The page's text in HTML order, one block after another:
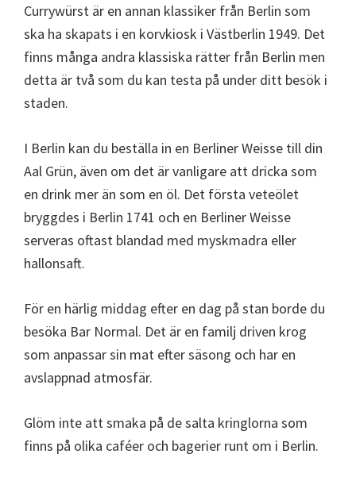
Currywürst är en annan klassiker från Berlin som
ska ha skapats i en korvkiosk i Västberlin 1949. Det
finns många andra klassiska rätter från Berlin men
detta är två som du kan testa på under ditt besök i
staden.
I Berlin kan du beställa in en Berliner Weisse till din
Aal Grün, även om det är vanligare att dricka som
en drink mer än som en öl. Det första veteölet
bryggdes i Berlin 1741 och en Berliner Weisse
serveras oftast blandad med myskmadra eller
hallonsaft.
För en härlig middag efter en dag på stan borde du
besöka Bar Normal. Det är en familj driven krog
som anpassar sin mat efter säsong och har en
avslappnad atmosfär.
Glöm inte att smaka på de salta kringlorna som
finns på olika caféer och bagerier runt om i Berlin.